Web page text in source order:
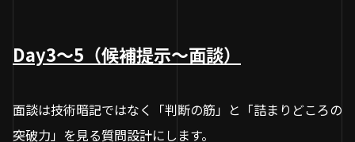
Day3〜5（候補提示〜面談）
面談は技術暗記ではなく「判断の筋」と「詰まりどころの
突破力」を見る質問設計にします。